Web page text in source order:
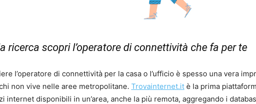
ricerca scopri l’operatore di connettività che fa per te
l’operatore di connettività per la casa o l’ufficio è spesso una vera
non vive nelle aree metropolitane. Trovainternet.it è la prima
internet disponibili in un’area, anche la più remota, aggregando i